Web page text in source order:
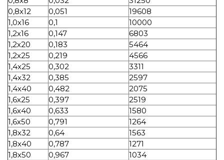
0,8х12
0,051
19608
1,0х16
0,1
10000
1,2х16
0,147
6803
1,2х20
0,183
5464
1,2х25
0,219
4566
1,4х25
0,302
3311
1,4х32
0,385
2597
1,4х40
0,482
2075
1,6х25
0,397
2519
1,6х40
0,633
1580
1,6х50
0,791
1264
1,8х32
0,64
1563
1,8х40
0,787
1271
1,8х50
0,967
1034